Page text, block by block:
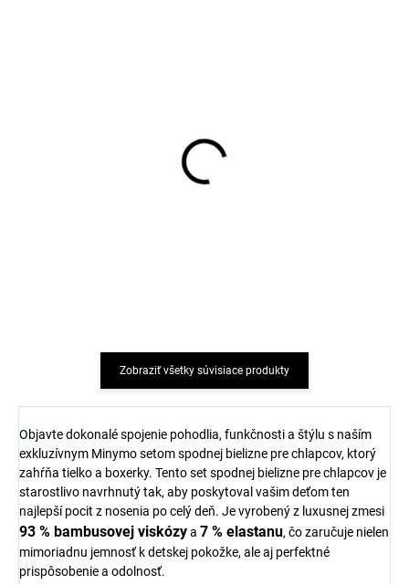
Zobraziť všetky súvisiace produkty
Objavte dokonalé spojenie pohodlia, funkčnosti a štýlu s naším
exkluzívnym Minymo setom spodnej bielizne pre chlapcov, ktorý
zahŕňa tielko a boxerky. Tento set spodnej bielizne pre chlapcov je
starostlivo navrhnutý tak, aby poskytoval vašim deťom ten
najlepší pocit z nosenia po celý deň. Je vyrobený z luxusnej zmesi
93 % bambusovej viskózya 7 % elastanu, čo zaručuje nielen
mimoriadnu jemnosť k detskej pokožke, ale aj perfektné
prispôsobenie a odolnosť.